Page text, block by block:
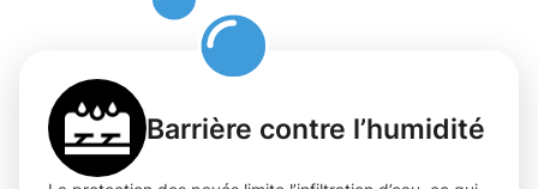
Barrière contre l’humidité